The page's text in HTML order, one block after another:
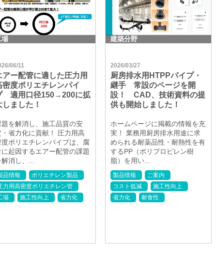
場
06/11
アー配管に適した圧力用
密度ポリエチレンパイ
適用口径150→200に拡
しました！
題を解消し、施工品質の安
・省力化に貢献！ 圧力用高
度ポリエチレンパイプは、腐
に起因するエアー配管の課題
解消し、...
品情報
ポリエチレン製品
力用高密度ポリエチレン管
場
施工性向上 省力化
建築分野
2026/03/27
厨房排水用HTPPパイプ・
継手 常設のページを開
設！ CAD、技術資料の提
供も開始しました！
ホームページに掲載の情報を充
実！ 業務用厨房排水用途に求
められる耐薬品性・耐熱性を有
するPP（ポリプロピレン樹
脂）を用い...
製品情報
ご案内
コスト低減
施工性向上
省力化
耐食性